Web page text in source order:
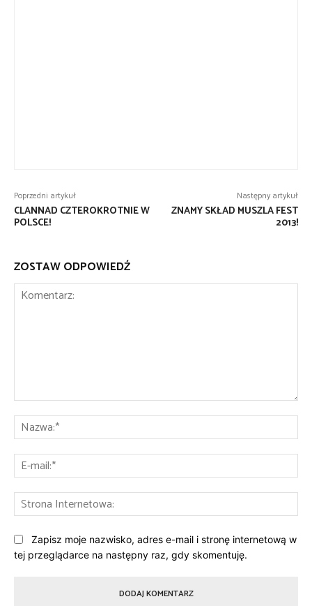
Poprzedni artykuł
CLANNAD CZTEROKROTNIE W
POLSCE!
Następny artykuł
ZNAMY SKŁAD MUSZLA FEST
2013!
ZOSTAW ODPOWIEDŹ
Zapisz moje nazwisko, adres e-mail i stronę internetową w
tej przeglądarce na następny raz, gdy skomentuję.